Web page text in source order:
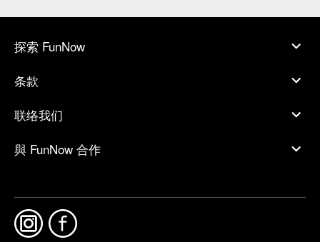
探索 FunNow
条款
联络我们
與 FunNow 合作